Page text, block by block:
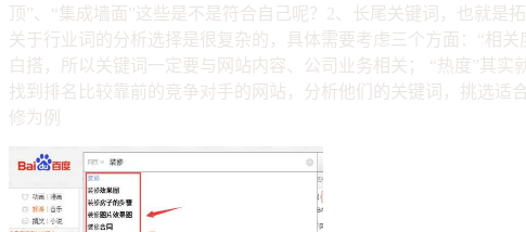
顶”、“集成墙面”这些是不是符合自己呢？2、长尾关键词，也就是
关于行业词的分析选择是很复杂的，具体需要考虑三个方面：“相
白搭，所以关键词一定要与网站内容、公司业务相关； “热度”其
找到排名比较靠前的竞争对手的网站，分析他们的关键词，挑选
修为例